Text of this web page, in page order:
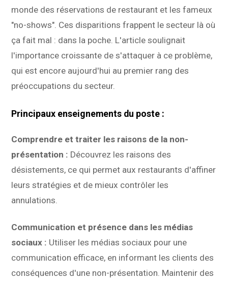
monde des réservations de restaurant et les fameux
"no-shows". Ces disparitions frappent le secteur là où
ça fait mal : dans la poche. L'article soulignait
l'importance croissante de s'attaquer à ce problème,
qui est encore aujourd'hui au premier rang des
préoccupations du secteur.
Principaux enseignements du poste :
Comprendre et traiter les raisons de la non-
présentation : Découvrez les raisons des
désistements, ce qui permet aux restaurants d'affiner
leurs stratégies et de mieux contrôler les
annulations.
Communication et présence dans les médias
sociaux : Utiliser les médias sociaux pour une
communication efficace, en informant les clients des
conséquences d'une non-présentation. Maintenir des